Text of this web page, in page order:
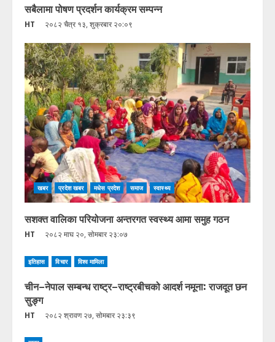
सबैलामा पोषण प्रदर्शन कार्यक्रम सम्पन्न
HT २०८२ चैत्र १३, शुक्रबार २०:०९
खबर प्रदेश खबर मधेस प्रदेश समाज स्वास्थ्य
सशक्त वालिका परियोजना अन्तरगत स्वस्थ्य आमा समुह गठन
HT २०८२ माघ २०, सोमबार २३:०७
इतिहास विचार विश्व मामिला
चीन–नेपाल सम्बन्ध राष्ट्र–राष्ट्रबीचको आदर्श नमूना: राजदूत छन
सुङ्ग
HT २०८२ श्रावण २७, सोमबार २३:३९